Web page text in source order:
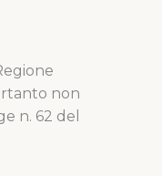
non
n. 62 del